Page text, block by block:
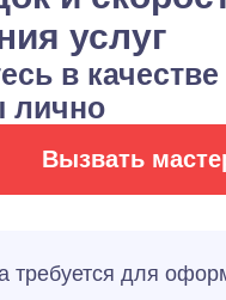
услуг
в
лично
Вызвать
требуется для